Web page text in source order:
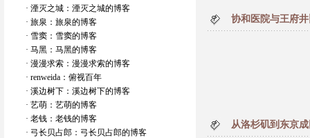
· 湮灭之城：湮灭之城的博客
· 旅泉：旅泉的博客
· 雪窦：雪窦的博客
· 马黑：马黑的博客
· 漫漫求索：漫漫求索的博客
· renweida：俯视百年
· 溪边树下：溪边树下的博客
· 艺萌：艺萌的博客
· 老钱：老钱的博客
· 弓长贝占郎：弓长贝占郎的博客
协和医院与王府
从洛杉矶到东京